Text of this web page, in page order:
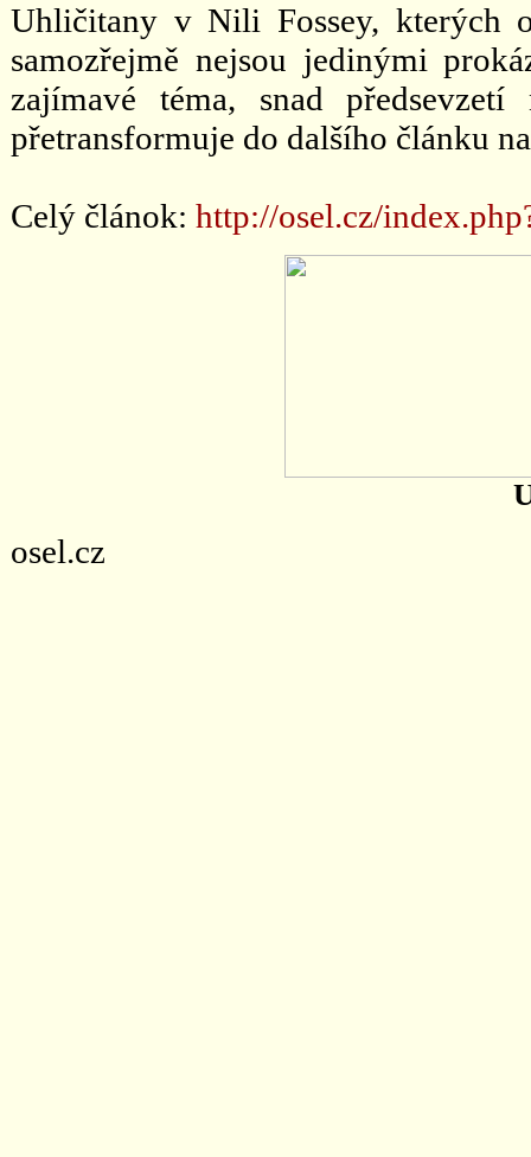
Uhličitany v Nili Fossey, kterých
samozřejmě nejsou jedinými
zajímavé téma, snad
přetransformuje do dalšího článku
Celý článok: http://osel.cz/
osel.cz